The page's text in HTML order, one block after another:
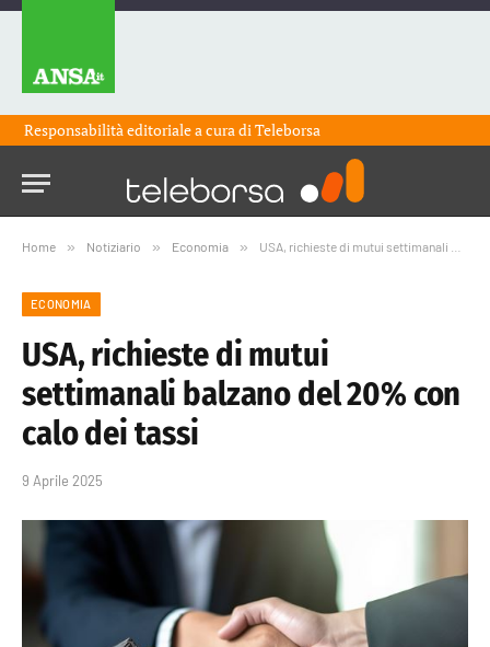
Responsabilità editoriale a cura diTeleborsa
Home » Notiziario » Economia » USA, richieste di mutui settimanali balzano del 20% con calo dei tassi
ECONOMIA
USA, richieste di mutui
settimanali balzano del 20% con
calo dei tassi
9 Aprile 2025